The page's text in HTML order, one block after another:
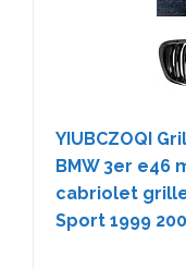
YIUBCZOQI
BMW 3er e46
cabriolet
Sport 1999